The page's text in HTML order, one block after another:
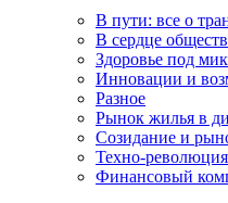
В пути: все о
В сердце
Здоровье под
Инновации и
Разное
Рынок жилья в
Созидание и
Техно-революция
Финансовый